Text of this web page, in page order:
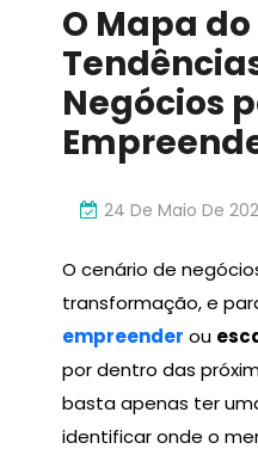
O Mapa
Negócios
24 De Maio De
O cenário de
transformação, e
empreender ou
por dentro das
basta apenas ter
identificar onde o